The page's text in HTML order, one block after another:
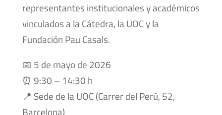
representantes institucionales y académicos
vinculados a la Cátedra, la UOC y la
Fundación Pau Casals.
📅 5 de mayo de 2026
⏰ 9:30 – 14:30 h
📍 Sede de la UOC (Carrer del Perú, 52,
Barcelona)